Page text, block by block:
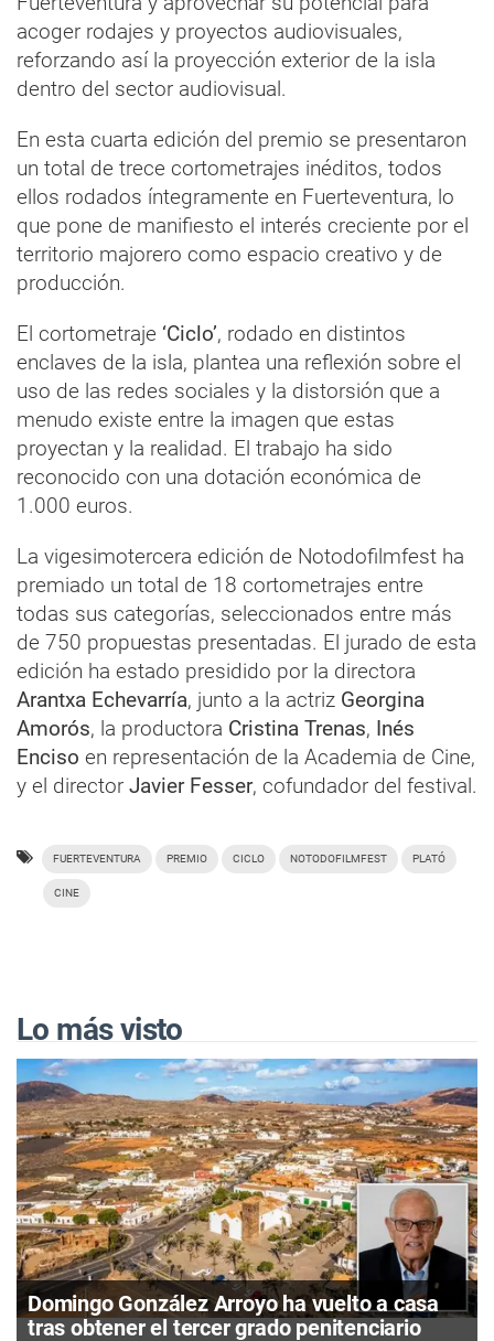
acoger rodajes y proyectos audiovisuales,
reforzando así la proyección exterior de la isla
dentro del sector audiovisual.
En esta cuarta edición del premio se presentaron
un total de trece cortometrajes inéditos, todos
ellos rodados íntegramente en Fuerteventura, lo
que pone de manifiesto el interés creciente por el
territorio majorero como espacio creativo y de
producción.
El cortometraje ‘Ciclo’, rodado en distintos
enclaves de la isla, plantea una reflexión sobre el
uso de las redes sociales y la distorsión que a
menudo existe entre la imagen que estas
proyectan y la realidad. El trabajo ha sido
reconocido con una dotación económica de
1.000 euros.
La vigesimotercera edición de Notodofilmfest ha
premiado un total de 18 cortometrajes entre
todas sus categorías, seleccionados entre más
de 750 propuestas presentadas. El jurado de esta
edición ha estado presidido por la directora
Arantxa Echevarría, junto a la actriz Georgina
Amorós, la productora Cristina Trenas, Inés
Enciso en representación de la Academia de Cine,
y el director Javier Fesser, cofundador del festival.
FUERTEVENTURA PREMIO CICLO NOTODOFILMFEST PLATÓ
CINE
Lo más visto
Domingo González Arroyo ha vuelto a casa
tras obtener el tercer grado penitenciario